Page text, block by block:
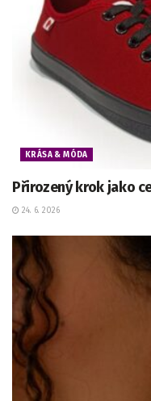
KRÁSA & MÓDA
Přirozený krok jako
24. 6. 2026